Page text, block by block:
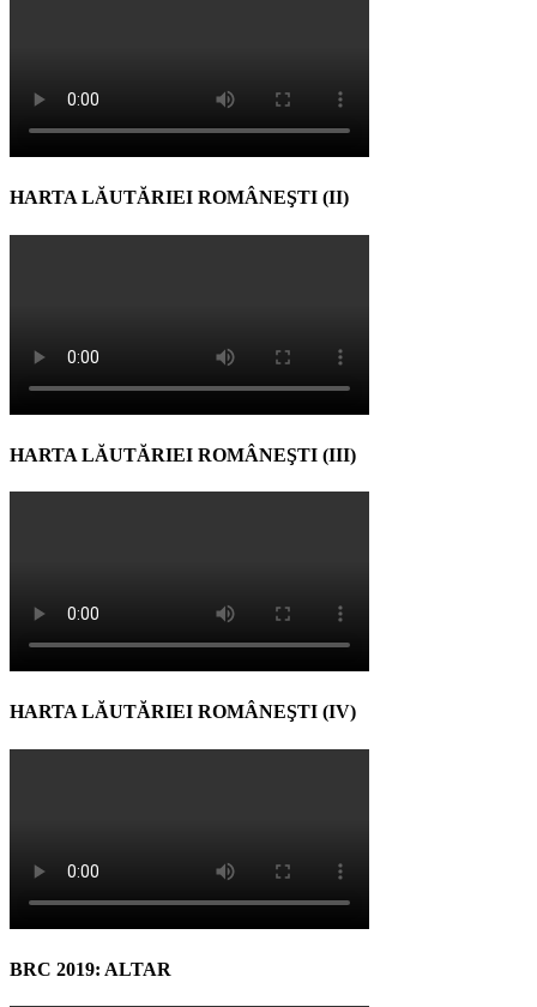
HARTA LĂUTĂRIEI ROMÂNEŞTI (II)
HARTA LĂUTĂRIEI ROMÂNEŞTI (III)
HARTA LĂUTĂRIEI ROMÂNEŞTI (IV)
BRC 2019: ALTAR